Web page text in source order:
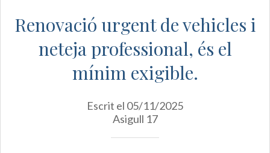
Renovació urgent de vehicles i
neteja professional, és el
mínim exigible.
Escrit el 05/11/2025
Asigull 17